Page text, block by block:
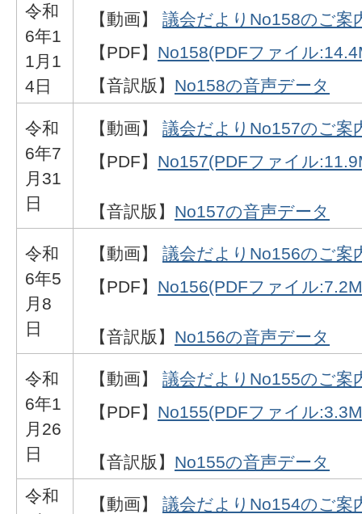
令和
6年1
1月1
4日
【動画】 議会だよりNo158のご案
【PDF】 No158(PDFファイル
【音訳版】 No158の音声データ
令和
6年7
月31
日
【動画】 議会だよりNo157のご案
【PDF】 No157(PDFファイル
【音訳版】 No157の音声データ
令和
6年5
月8
日
【動画】 議会だよりNo156のご案
【PDF】 No156(PDFファイル
【音訳版】 No156の音声データ
令和
6年1
月26
日
【動画】 議会だよりNo155のご案
【PDF】 No155(PDFファイル
【音訳版】 No155の音声データ
令和
【動画】 議会だよりNo154のご案